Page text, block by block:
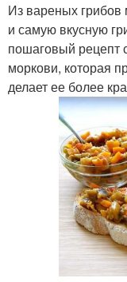
Из вареных грибов
и самую вкусную
пошаговый рецепт
моркови, которая
делает ее более